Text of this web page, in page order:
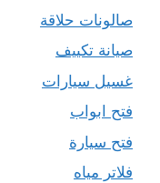
صالونات حلاقة
صيانة تكييف
غسيل سيارات
فتح ابواب
فتح سيارة
فلاتر مياه